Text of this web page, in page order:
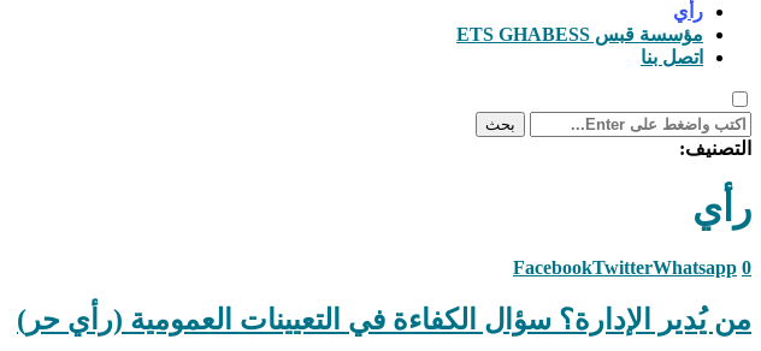
رأي
مؤسسة قبس ETS GHABESS
اتصل بنا
بحث
التصنيف:
رأي
0
FacebookTwitterWhatsapp
من يُدير الإدارة؟ سؤال الكفاءة في التعيينات العمومية (رأي حر)